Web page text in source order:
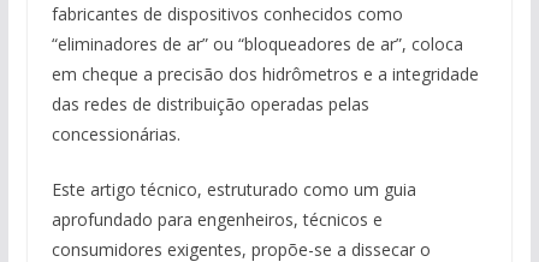
fabricantes de dispositivos conhecidos como
“eliminadores de ar” ou “bloqueadores de ar”, coloca
em cheque a precisão dos hidrômetros e a integridade
das redes de distribuição operadas pelas
concessionárias.
Este artigo técnico, estruturado como um guia
aprofundado para engenheiros, técnicos e
consumidores exigentes, propõe-se a dissecar o